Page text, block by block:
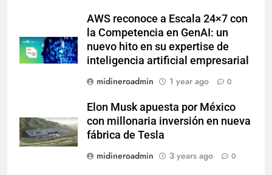
AWS reconoce a Escala 24×7 con
la Competencia en GenAI: un
nuevo hito en su expertise de
inteligencia artificial empresarial
midineroadmin
1 year ago 0
Elon Musk apuesta por México
con millonaria inversión en nueva
fábrica de Tesla
midineroadmin
3 years ago 0